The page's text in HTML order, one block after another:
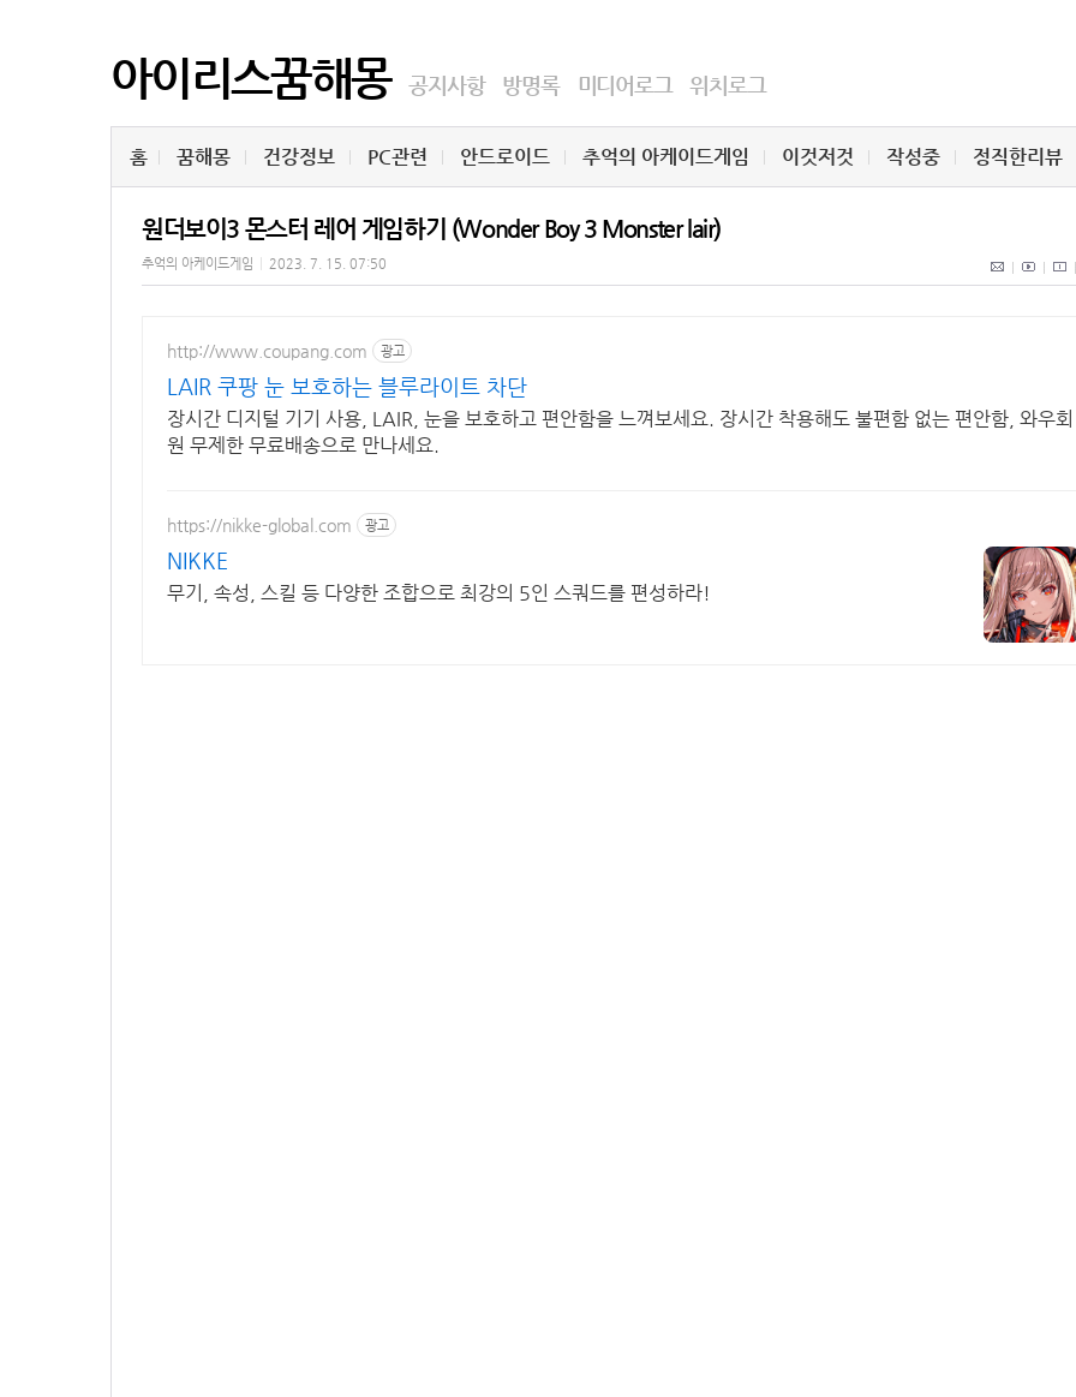
아이리스꿈해몽 공지사항 방명록 미디어로그 위치로그
홈 꿈해몽 건강정보 PC관련 안드로이드 추억의 아케이드게임 이것저것 작성중 정직한리뷰
원더보이3 몬스터 레어 게임하기 (Wonder Boy 3 Monster lair)
추억의 아케이드게임 2023. 7. 15. 07:50
http://www.coupang.com 광고
LAIR 쿠팡 눈 보호하는 블루라이트 차단
장시간 디지털 기기 사용, LAIR, 눈을 보호하고 편안함을 느껴보세요. 장시간 착용해도 불편함 없는 편안함, 와우회
원 무제한 무료배송으로 만나세요.
https://nikke-global.com 광고
NIKKE
무기, 속성, 스킬 등 다양한 조합으로 최강의 5인 스쿼드를 편성하라!